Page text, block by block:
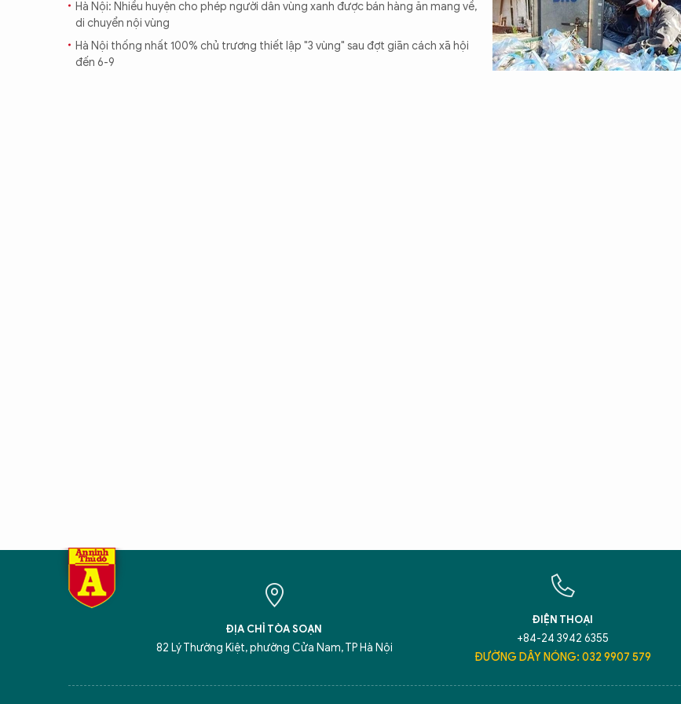
CON ĐƯỜNG KHỞI NGHIỆP
Hà Nội: Nhiều huyện cho phép người dân vùng xanh được bán hàng ăn mang về,
di chuyển nội vùng
Hà Nội thống nhất 100% chủ trương thiết lập "3 vùng" sau đợt giãn cách xã hội
đến 6-9
ĐỊA CHỈ TÒA SOẠN
82 Lý Thường Kiệt, phường Cửa Nam, TP Hà Nội
ĐIỆN THOẠI
+84-24 3942 6355
ĐƯỜNG DÂY NÓNG: 032 9907 579
5 điểm nghẽn của Hà Nội giải pháp xử